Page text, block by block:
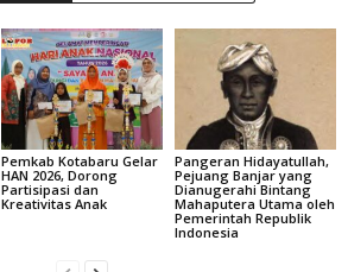
Pemkab Kotabaru Gelar
HAN 2026, Dorong
Partisipasi dan
Kreativitas Anak
Pangeran Hidayatullah,
Pejuang Banjar yang
Dianugerahi Bintang
Mahaputera Utama oleh
Pemerintah Republik
Indonesia